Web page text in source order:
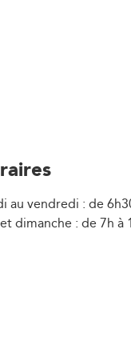
au vendredi : de
dimanche : de 7h à